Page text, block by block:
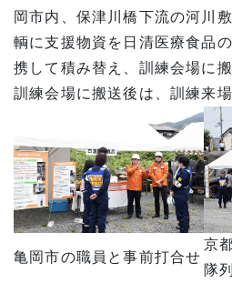
岡市内、保津川橋下流の河川
輌に支援物資を日清医療食品
携して積み替え、訓練会場に搬
訓練会場に搬送後は、訓練来
亀岡市の職員と事前打合せ
京
隊列